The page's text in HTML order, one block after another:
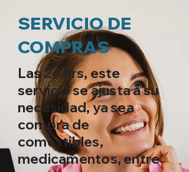
SERVICIO DE
COMPRAS
Las 24 hrs, este
servicio se ajusta a su
necesidad, ya sea
compra de
comestibles,
medicamentos, entre